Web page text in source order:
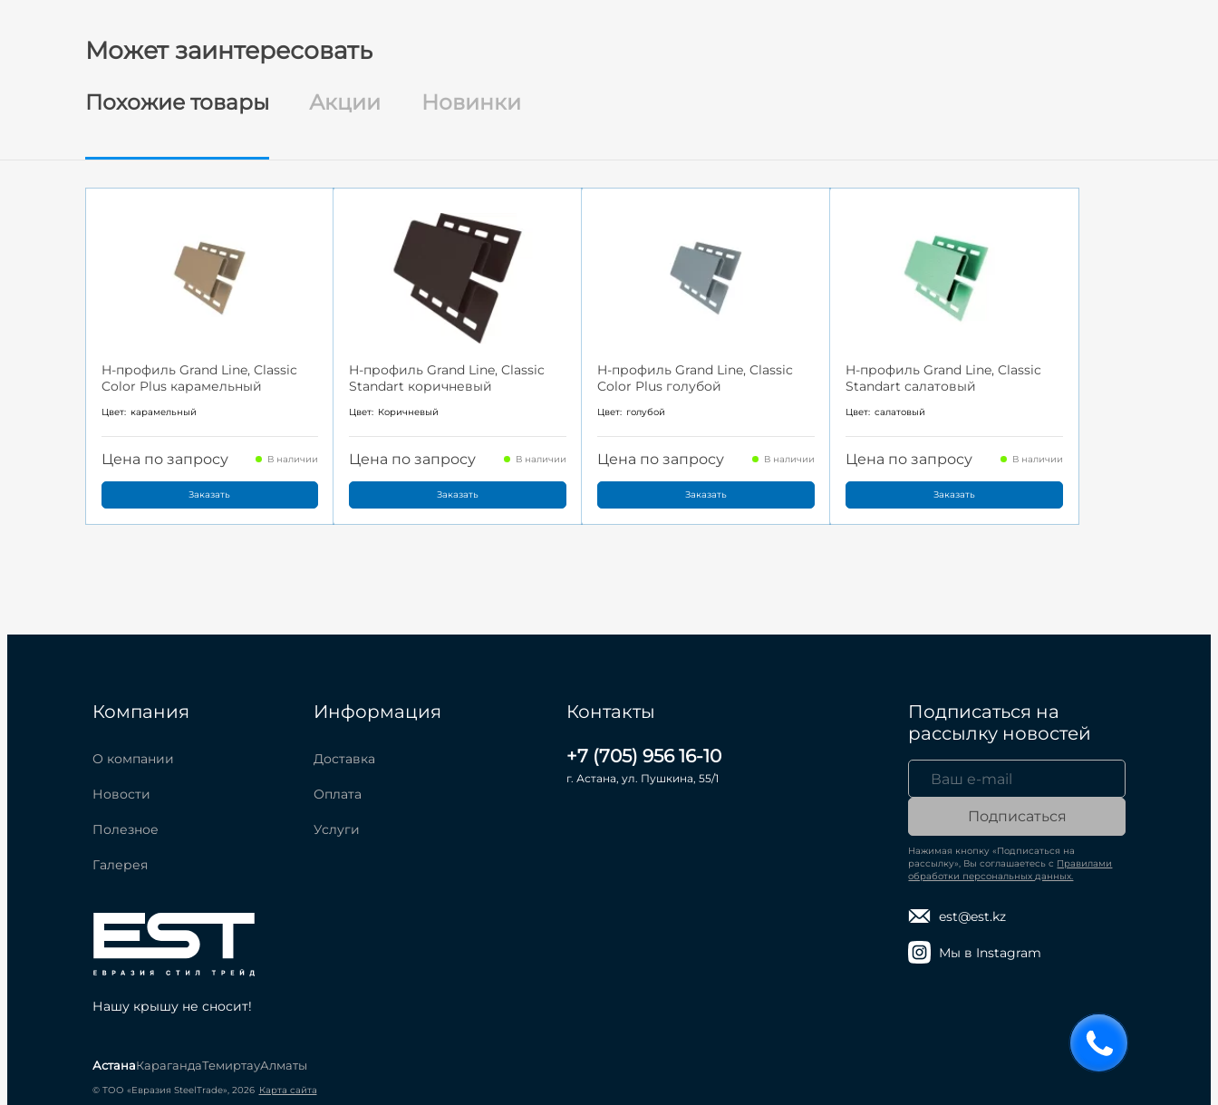
Может заинтересовать
Похожие товары Акции Новинки
H-профиль Grand Line, Classic
Color Plus карамельный
Цвет: карамельный
Цена по запросу В наличии
Заказать
H-профиль Grand Line, Classic
Standart коричневый
Цвет: Коричневый
Цена по запросу В наличии
Заказать
H-профиль Grand Line, Classic
Color Plus голубой
Цвет: голубой
Цена по запросу В наличии
Заказать
H-профиль Grand Line, Classic
Standart салатовый
Цвет: салатовый
Цена по запросу В наличии
Заказать
Компания
О компании
Новости
Полезное
Галерея
Информация
Доставка
Оплата
Услуги
Контакты
+7 (705) 956 16-10
г. Астана, ул. Пушкина, 55/1
Подписаться на
рассылку новостей
Подписаться
Нажимая кнопку «Подписаться на
рассылку», Вы соглашаетесь с Правилами
обработки персональных данных.
est@est.kz
Мы в Instagram
Нашу крышу не сносит!
АстанаКарагандаТемиртауАлматы
© ТОО «Евразия SteelTrade», 2026 Карта сайта